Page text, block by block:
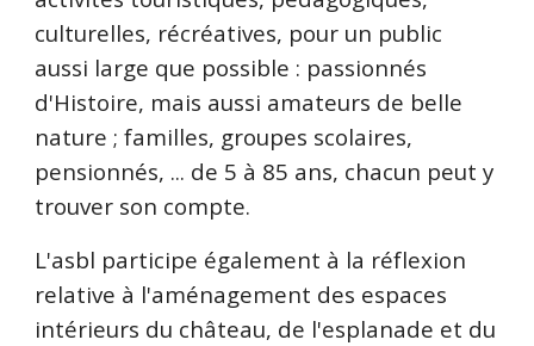
culturelles, récréatives, pour un public
aussi large que possible : passionnés
d'Histoire, mais aussi amateurs de belle
nature ; familles, groupes scolaires,
pensionnés, ... de 5 à 85 ans, chacun peut y
trouver son compte.
L'asbl participe également à la réflexion
relative à l'aménagement des espaces
intérieurs du château, de l'esplanade et du